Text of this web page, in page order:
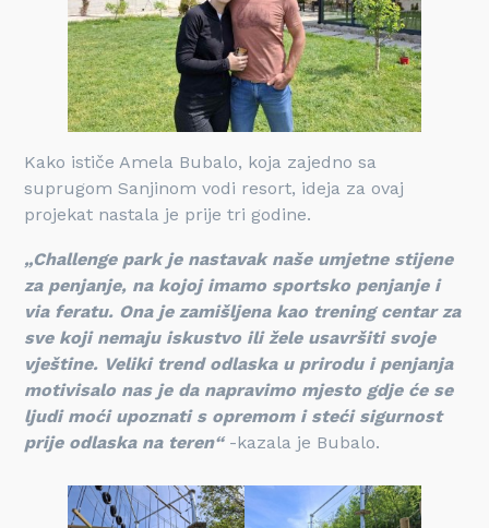
Kako ističe Amela Bubalo, koja zajedno sa
suprugom Sanjinom vodi resort, ideja za ovaj
projekat nastala je prije tri godine.
„Challenge park je nastavak naše umjetne stijene
za penjanje, na kojoj imamo sportsko penjanje i
via feratu. Ona je zamišljena kao trening centar za
sve koji nemaju iskustvo ili žele usavršiti svoje
vještine. Veliki trend odlaska u prirodu i penjanja
motivisalo nas je da napravimo mjesto gdje će se
ljudi moći upoznati s opremom i steći sigurnost
prije odlaska na teren“ -kazala je Bubalo.